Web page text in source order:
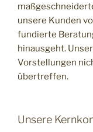
unsere Kunden
fundierte
hinausgeht.
Vorstellungen
übertreffen.
Unsere